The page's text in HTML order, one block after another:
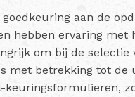
aan de
hebben ervaring met
om bij de selectie
met betrekking tot de